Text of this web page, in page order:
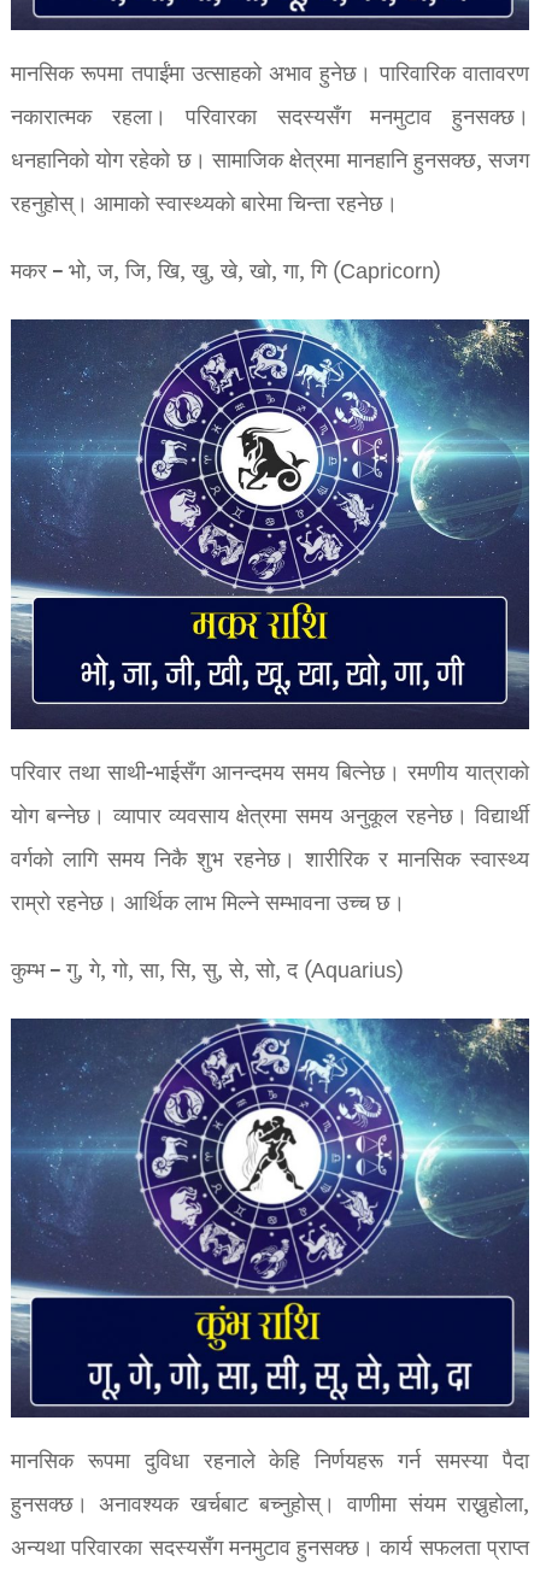
मानसिक रूपमा तपाईंमा उत्साहको अभाव हुनेछ। पारिवारिक वातावरण
नकारात्मक रहला। परिवारका सदस्यसँग मनमुटाव हुनसक्छ।
धनहानिको योग रहेको छ। सामाजिक क्षेत्रमा मानहानि हुनसक्छ, सजग
रहनुहोस्। आमाको स्वास्थ्यको बारेमा चिन्ता रहनेछ।
मकर – भो, ज, जि, खि, खु, खे, खो, गा, गि (Capricorn)
परिवार तथा साथी-भाईसँग आनन्दमय समय बित्नेछ। रमणीय यात्राको
योग बन्नेछ। व्यापार व्यवसाय क्षेत्रमा समय अनुकूल रहनेछ। विद्यार्थी
वर्गको लागि समय निकै शुभ रहनेछ। शारीरिक र मानसिक स्वास्थ्य
राम्रो रहनेछ। आर्थिक लाभ मिल्ने सम्भावना उच्च छ।
कुम्भ – गु, गे, गो, सा, सि, सु, से, सो, द (Aquarius)
मानसिक रूपमा दुविधा रहनाले केहि निर्णयहरू गर्न समस्या पैदा
हुनसक्छ। अनावश्यक खर्चबाट बच्नुहोस्। वाणीमा संयम राख्नुहोला,
अन्यथा परिवारका सदस्यसँग मनमुटाव हुनसक्छ। कार्य सफलता प्राप्त